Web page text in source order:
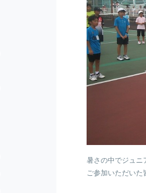
暑さの中でジュニ
ご参加いただい